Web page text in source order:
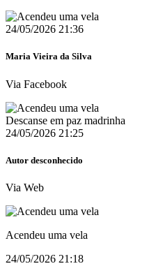
24/05/2026 21:36
Maria Vieira da Silva
Via Facebook
Descanse em paz madrinha
24/05/2026 21:25
Autor desconhecido
Via Web
Acendeu uma vela
24/05/2026 21:18